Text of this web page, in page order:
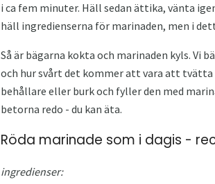
i ca fem minuter. Häll sedan ättika, vänta
häll ingredienserna för marinaden, men i
Så är bägarna kokta och marinaden kyls. Vi
och hur svårt det kommer att vara att tvätta
behållare eller burk och fyller den med
betorna redo - du kan äta.
Röda marinade som i dagis -
ingredienser: